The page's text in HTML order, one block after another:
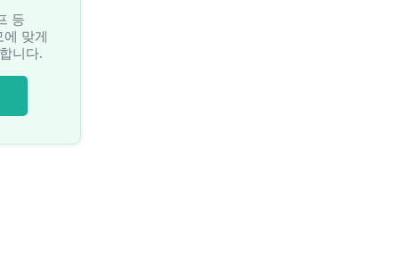
등
맞게
니다.